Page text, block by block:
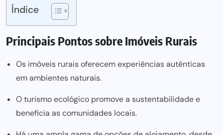
Índice
Principais Pontos sobre Imóveis Rurais
Os imóveis rurais oferecem experiências autênticas
em ambientes naturais.
O turismo ecológico promove a sustentabilidade e
beneficia as comunidades locais.